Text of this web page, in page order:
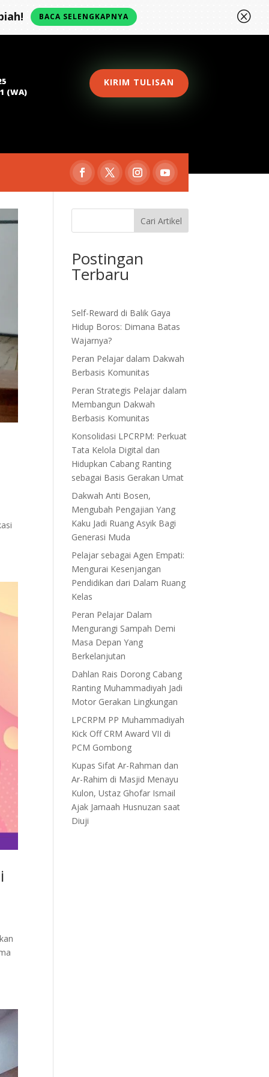
BACA SELENGKAPNYA Q
(WA)
KIRIM TULISAN
Cari Artikel
Postingan
Terbaru
Self-Reward di Balik Gaya
Hidup Boros: Dimana Batas
Wajarnya?
Peran Pelajar dalam Dakwah
Berbasis Komunitas
Peran Strategis Pelajar dalam
Membangun Dakwah
Berbasis Komunitas
Konsolidasi LPCRPM: Perkuat
Tata Kelola Digital dan
Hidupkan Cabang Ranting
sebagai Basis Gerakan Umat
Dakwah Anti Bosen,
Mengubah Pengajian Yang
Kaku Jadi Ruang Asyik Bagi
Generasi Muda
Pelajar sebagai Agen Empati:
Mengurai Kesenjangan
Pendidikan dari Dalam Ruang
Kelas
Peran Pelajar Dalam
Mengurangi Sampah Demi
Masa Depan Yang
Berkelanjutan
Dahlan Rais Dorong Cabang
Ranting Muhammadiyah Jadi
Motor Gerakan Lingkungan
LPCRPM PP Muhammadiyah
Kick Off CRM Award VII di
PCM Gombong
Kupas Sifat Ar-Rahman dan
Ar-Rahim di Masjid Menayu
Kulon, Ustaz Ghofar Ismail
Ajak Jamaah Husnuzan saat
Diuji